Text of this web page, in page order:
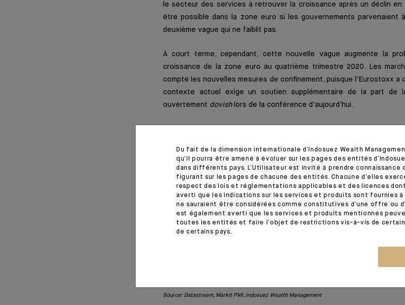
le secteur des services à retrouver la croissance après un déclin
être possible dans la zone euro si les gouvernements parvenaient
deuxième vague qui ne faiblit pas.
À court terme, cependant, cette nouvelle vague augmente la
croissance de la zone euro au quatrième trimestre 2020. Les
compte les nouvelles mesures de confinement, puisque l'Eurostoxx a
contexte actuel exige un soutien supplémentaire de la part de
ouvertement dovishlors de la conférence d'aujourd'hui.
Source: Datastream, Markit PMI, Indosuez Wealth Management
Du fait de la dimension internationale d’Indosuez Wealth
qu’il pourra être amené à évoluer sur les pages des entités
dans différents pays. L’Utilisateur est invité à prendre
figurant sur les pages de chacune des entités. Chacune d’elles
respect des lois et réglementations applicables et des licences
averti que les indications sur les services et produits sont fournies
ne sauraient être considérées comme constitutives d’une offre ou
est également averti que les services et produits mentionnés
toutes les entités et faire l’objet de restrictions vis-à-vis de
de certains pays.